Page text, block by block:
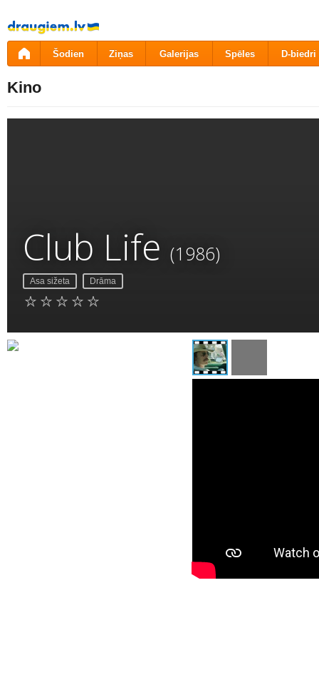
Pāriet
uz
saturu
Šodien Ziņas Galerijas Spēles D-biedri
Kino
Club Life (1986)
Asa sižeta Drāma